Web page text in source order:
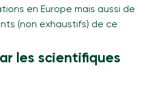
en Europe mais aussi de
(non exhaustifs) de ce
les scientifiques